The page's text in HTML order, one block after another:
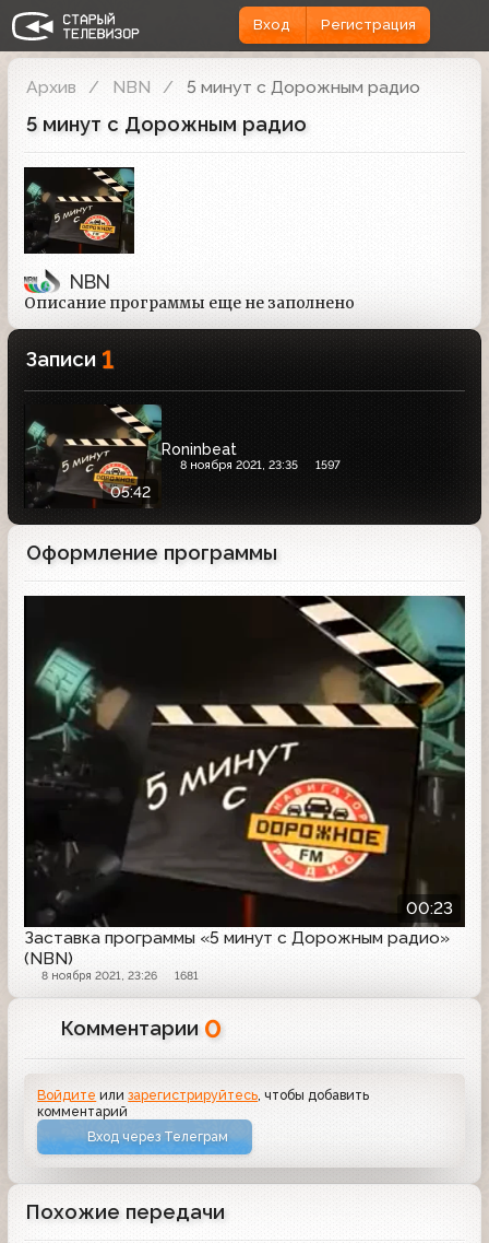
Вход Регистрация
Архив NBN 5 минут с Дорожным радио
5 минут с Дорожным радио
NBN
Описание программы еще не заполнено
Записи 1
05:42
Roninbeat
8 ноября 2021, 23:35 1597
Оформление программы
00:23
Заставка программы «5 минут с Дорожным радио»
(NBN)
8 ноября 2021, 23:26 1681
Комментарии 0
Войдите илизарегистрируйтесь, чтобы добавить
комментарий
Вход через Телеграм
Похожие передачи